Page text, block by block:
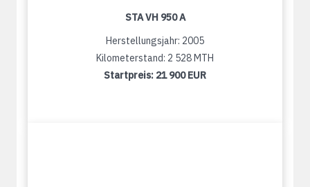
STA VH 950 A
Herstellungsjahr: 2005
Kilometerstand: 2 528 MTH
Startpreis: 21 900 EUR